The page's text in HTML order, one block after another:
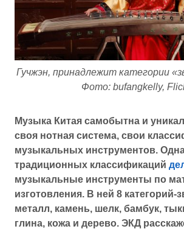
Гучжэн, принадлежит категории
Фото: bufangkelly,
Музыка Китая самобытна и
своя нотная система, свои
музыкальных инструментов.
традиционных классификаций
музыкальные инструменты по
изготовления. В ней 8 категорий-
металл, камень, шелк, бамбук,
глина, кожа и дерево. ЭКД